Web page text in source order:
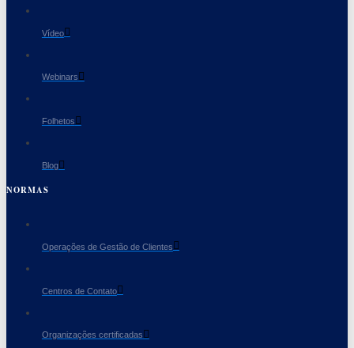
Vídeo
Webinars
Folhetos
Blog
NORMAS
Operações de Gestão de Clientes
Centros de Contato
Organizações certificadas